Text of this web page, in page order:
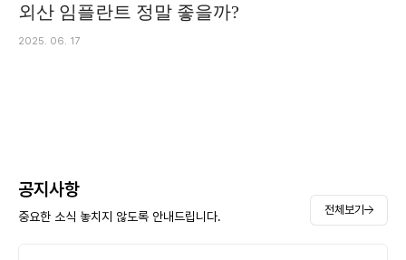
외산 임플란트 정말 좋을까?
2025. 06. 17
공지사항
중요한 소식 놓치지 않도록 안내드립니다. 전체보기